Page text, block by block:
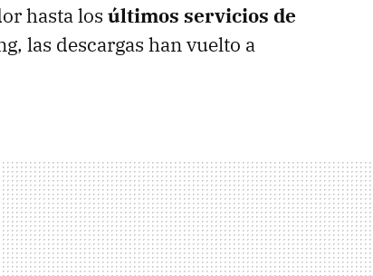
hasta los últimos servicios de
las descargas han vuelto a